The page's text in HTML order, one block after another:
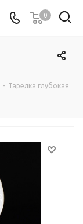
0
- Тарелка глубокая